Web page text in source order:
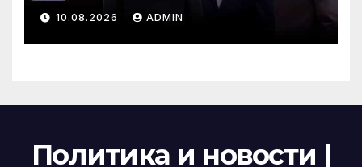
10.08.2026 ADMIN
Политика и новости |